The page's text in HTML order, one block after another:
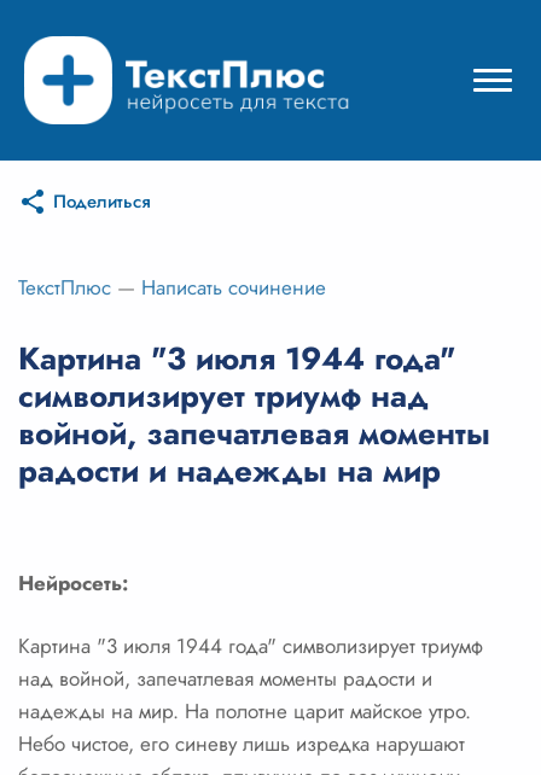
Режимы нейросети
Цены
Вход
Вход с Telegram
Поделиться
ТекстПлюс — Написать сочинение
Картина "3 июля 1944 года"
символизирует триумф над
войной, запечатлевая моменты
радости и надежды на мир
Нейросеть:
Картина "3 июля 1944 года" символизирует триумф
над войной, запечатлевая моменты радости и
надежды на мир. На полотне царит майское утро.
Небо чистое, его синеву лишь изредка нарушают